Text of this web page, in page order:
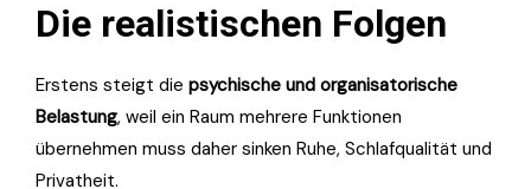
Die realistischen Folgen
Erstens steigt die psychische und organisatorische
Belastung, weil ein Raum mehrere Funktionen
übernehmen muss daher sinken Ruhe, Schlafqualität und
Privatheit.